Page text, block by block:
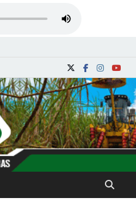
Florida de
Actualidades de Florida, Camagüey,